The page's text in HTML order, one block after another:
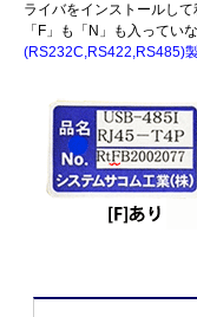
ライバをインストールして
「F」も「N」も入ってい
(RS232C,RS422,RS485)